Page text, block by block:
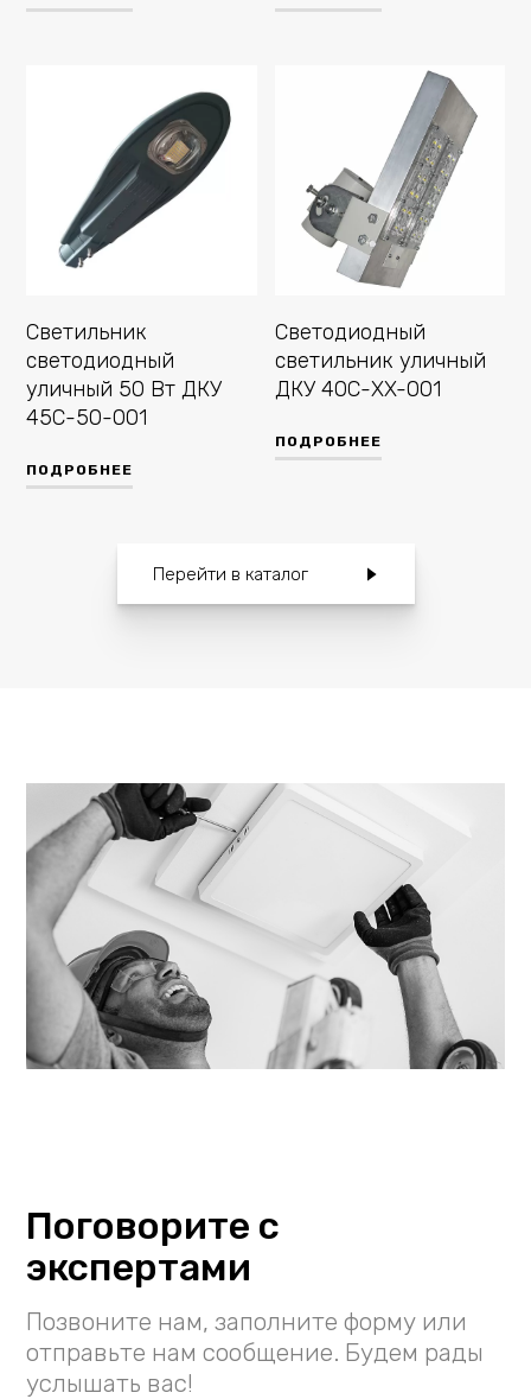
Cветильник
светодиодный
уличный 50 Вт ДКУ
45С-50-001
ПОДРОБНЕЕ
Cветодиодный
светильник уличный
ДКУ 40С-XX-001
ПОДРОБНЕЕ
Перейти в каталог
Поговорите с
экспертами
Позвоните нам, заполните форму или
отправьте нам сообщение. Будем рады
услышать вас!